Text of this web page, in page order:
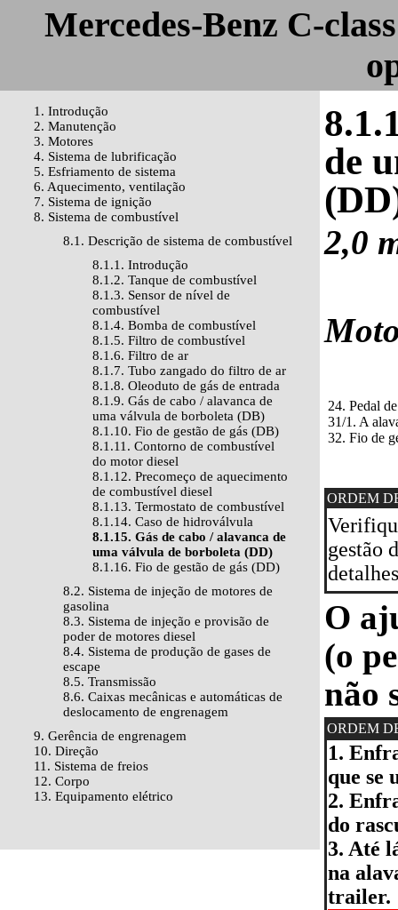
Mercedes-Benz C-
1. Introdução
2. Manutenção
3. Motores
4. Sistema de lubrificação
5. Esfriamento de sistema
6. Aquecimento, ventilação
7. Sistema de ignição
8. Sistema de combustível
8.1. Descrição de sistema de combustível
8.1.1. Introdução
8.1.2. Tanque de combustível
8.1.3. Sensor de nível de
combustível
8.1.4. Bomba de combustível
8.1.5. Filtro de combustível
8.1.6. Filtro de ar
8.1.7. Tubo zangado do filtro de ar
8.1.8. Oleoduto de gás de entrada
8.1.9. Gás de cabo / alavanca de
uma válvula de borboleta (DB)
8.1.10. Fio de gestão de gás (DB)
8.1.11. Contorno de combustível
do motor diesel
8.1.12. Precomeço de aquecimento
de combustível diesel
8.1.13. Termostato de combustível
8.1.14. Caso de hidroválvula
8.1.15. Gás de cabo / alavanca de
uma válvula de borboleta (DD)
8.1.16. Fio de gestão de gás (DD)
8.2. Sistema de injeção de motores de
gasolina
8.3. Sistema de injeção e provisão de
poder de motores diesel
8.4. Sistema de produção de gases de
escape
8.5. Transmissão
8.6. Caixas mecânicas e automáticas de
deslocamento de engrenagem
9. Gerência de engrenagem
10. Direção
11. Sistema de freios
12. Corpo
13. Equipamento elétrico
de
2,0
24. Pedal
31/1. A
32. Fio de
ORDEM
gestão
O
(o
não
ORDEM
1.
que se
2.
do
3. Até
na
trailer.